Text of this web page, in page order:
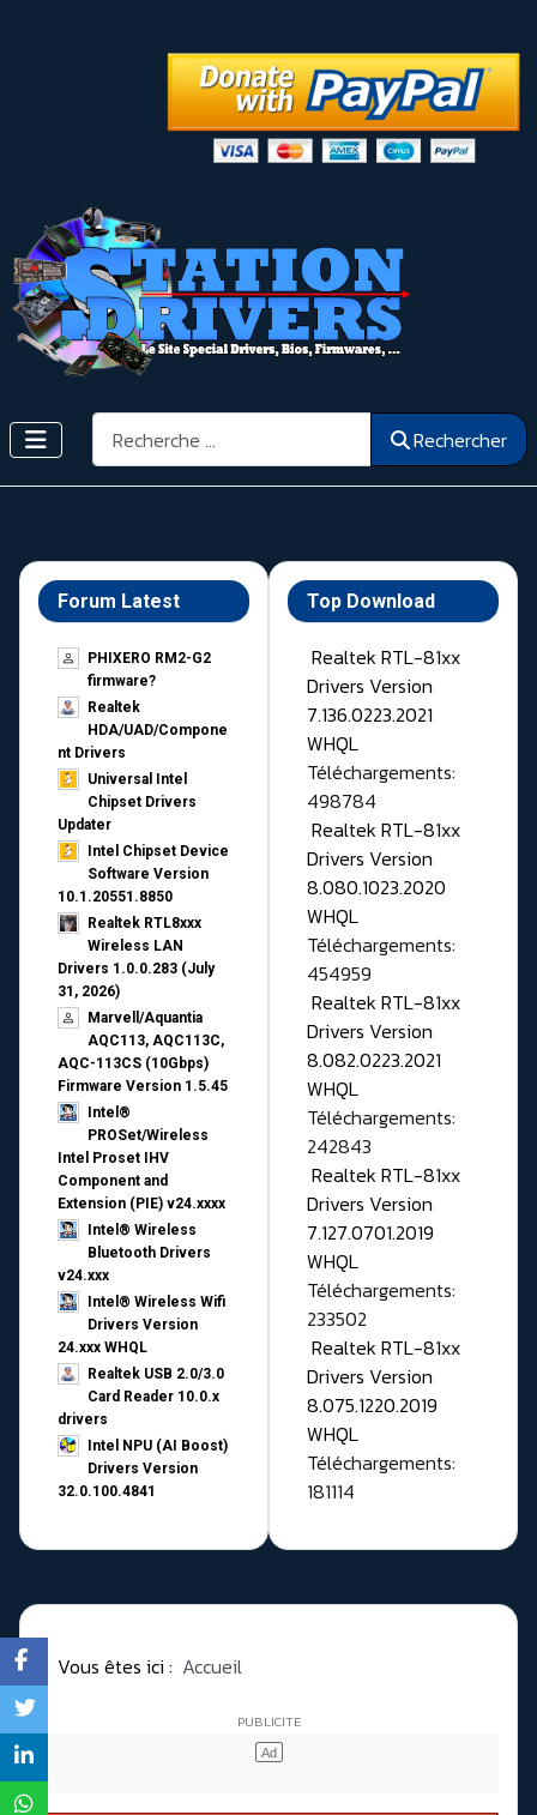
Rechercher Rechercher
Forum Latest
PHIXERO RM2-G2
firmware?
Realtek
HDA/UAD/Compone
nt Drivers
Universal Intel
Chipset Drivers
Updater​
Intel Chipset Device
Software Version
10.1.20551.8850
Realtek RTL8xxx
Wireless LAN
Drivers 1.0.0.283 (July
31, 2026)
Marvell/Aquantia
AQC113, AQC113C,
AQC-113CS (10Gbps)
Firmware Version 1.5.45
Intel®
PROSet/Wireless
Intel Proset IHV
Component and
Extension (PIE) v24.xxxx
Intel® Wireless
Bluetooth Drivers
v24.xxx
Intel® Wireless Wifi
Drivers Version
24.xxx WHQL
Realtek USB 2.0/3.0
Card Reader 10.0.x
drivers
Intel NPU (AI Boost)
Drivers Version
32.0.100.4841
Top Download
Realtek RTL-81xx
Drivers Version
7.136.0223.2021
WHQL
Téléchargements:
498784
Realtek RTL-81xx
Drivers Version
8.080.1023.2020
WHQL
Téléchargements:
454959
Realtek RTL-81xx
Drivers Version
8.082.0223.2021
WHQL
Téléchargements:
242843
Realtek RTL-81xx
Drivers Version
7.127.0701.2019
WHQL
Téléchargements:
233502
Realtek RTL-81xx
Drivers Version
8.075.1220.2019
WHQL
Téléchargements:
181114
Vous êtes ici : Accueil